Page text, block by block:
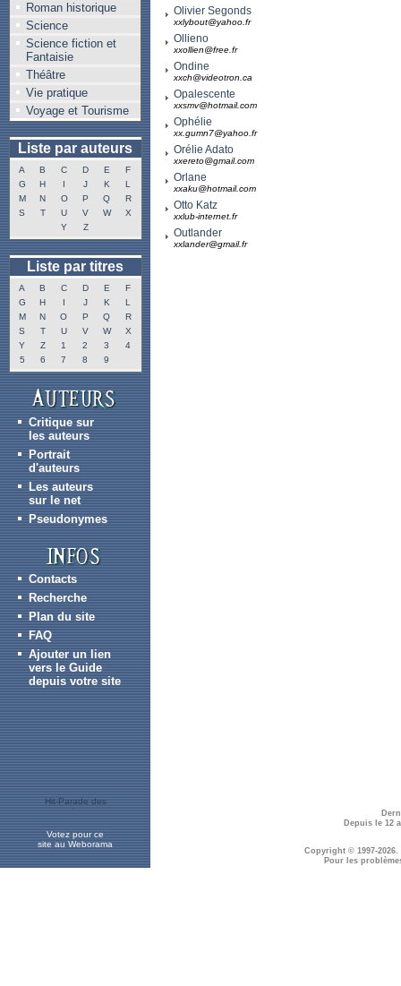
Roman historique
Science
Science fiction et
Fantaisie
Théâtre
Vie pratique
Voyage et Tourisme
Liste par auteurs
A B C D E
F
G
H I J K
L
M
N O P Q
R
S
T U V W
X
Y
Z
Liste par titres
A B C D E
F
G
H I J K
L
M
N O P Q
R
S
T U V W
X
Y
Z 1 2 3
4
5
6 7 8 9
Critique sur
les auteurs
Portrait
d'auteurs
Les auteurs
sur le net
Pseudonymes
Contacts
Recherche
Plan du site
FAQ
Ajouter un lien
vers le Guide
depuis votre site
Olivier Segonds
xxlybout@yahoo.fr
Ollieno
xxollien@free.fr
Ondine
xxch@videotron.ca
Opalescente
xxsmv@hotmail.com
Ophélie
xx.gumn7@yahoo.fr
Orélie Adato
xxereto@gmail.com
Orlane
xxaku@hotmail.com
Otto Katz
xxlub-internet.fr
Outlander
xxlander@gmail.fr
Votez pour ce
site au Weborama
Depuis le 12
Copyright © 1997-2026.
Pour les